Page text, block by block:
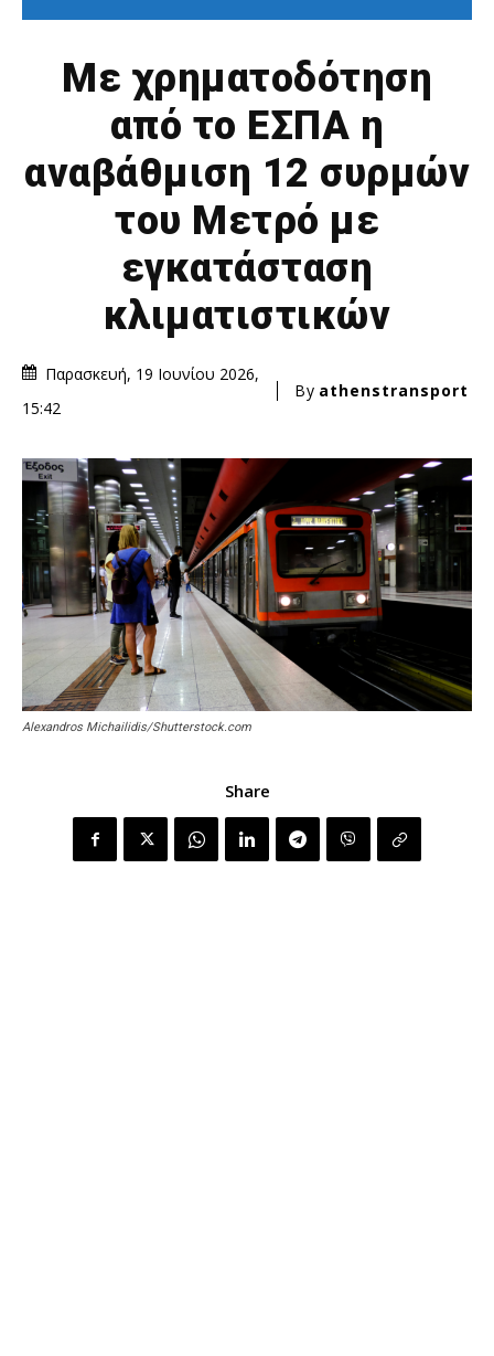
Με χρηματοδότηση
από το ΕΣΠΑ η
αναβάθμιση 12 συρμών
του Μετρό με
εγκατάσταση
κλιματιστικών
Παρασκευή, 19 Ιουνίου 2026,
15:42
By athenstransport
Alexandros Michailidis/Shutterstock.com
Share